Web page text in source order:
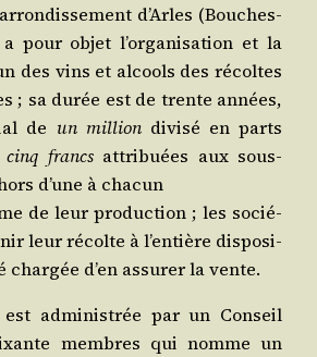
d’Arles (Bouches-
a pour objet l’organisation et la
des vins et alcools des récoltes
; sa durée est de trente années,
de un mil­liondivi­sé en parts
cinq francsattri­buées aux sous­
d’une à chacun
de leur pro­duc­tion ; les socié­
leur récolte à l’entière dis­po­si­
char­gée d’en assu­rer la vente.
est admi­nis­trée par un Conseil
membres qui nomme un